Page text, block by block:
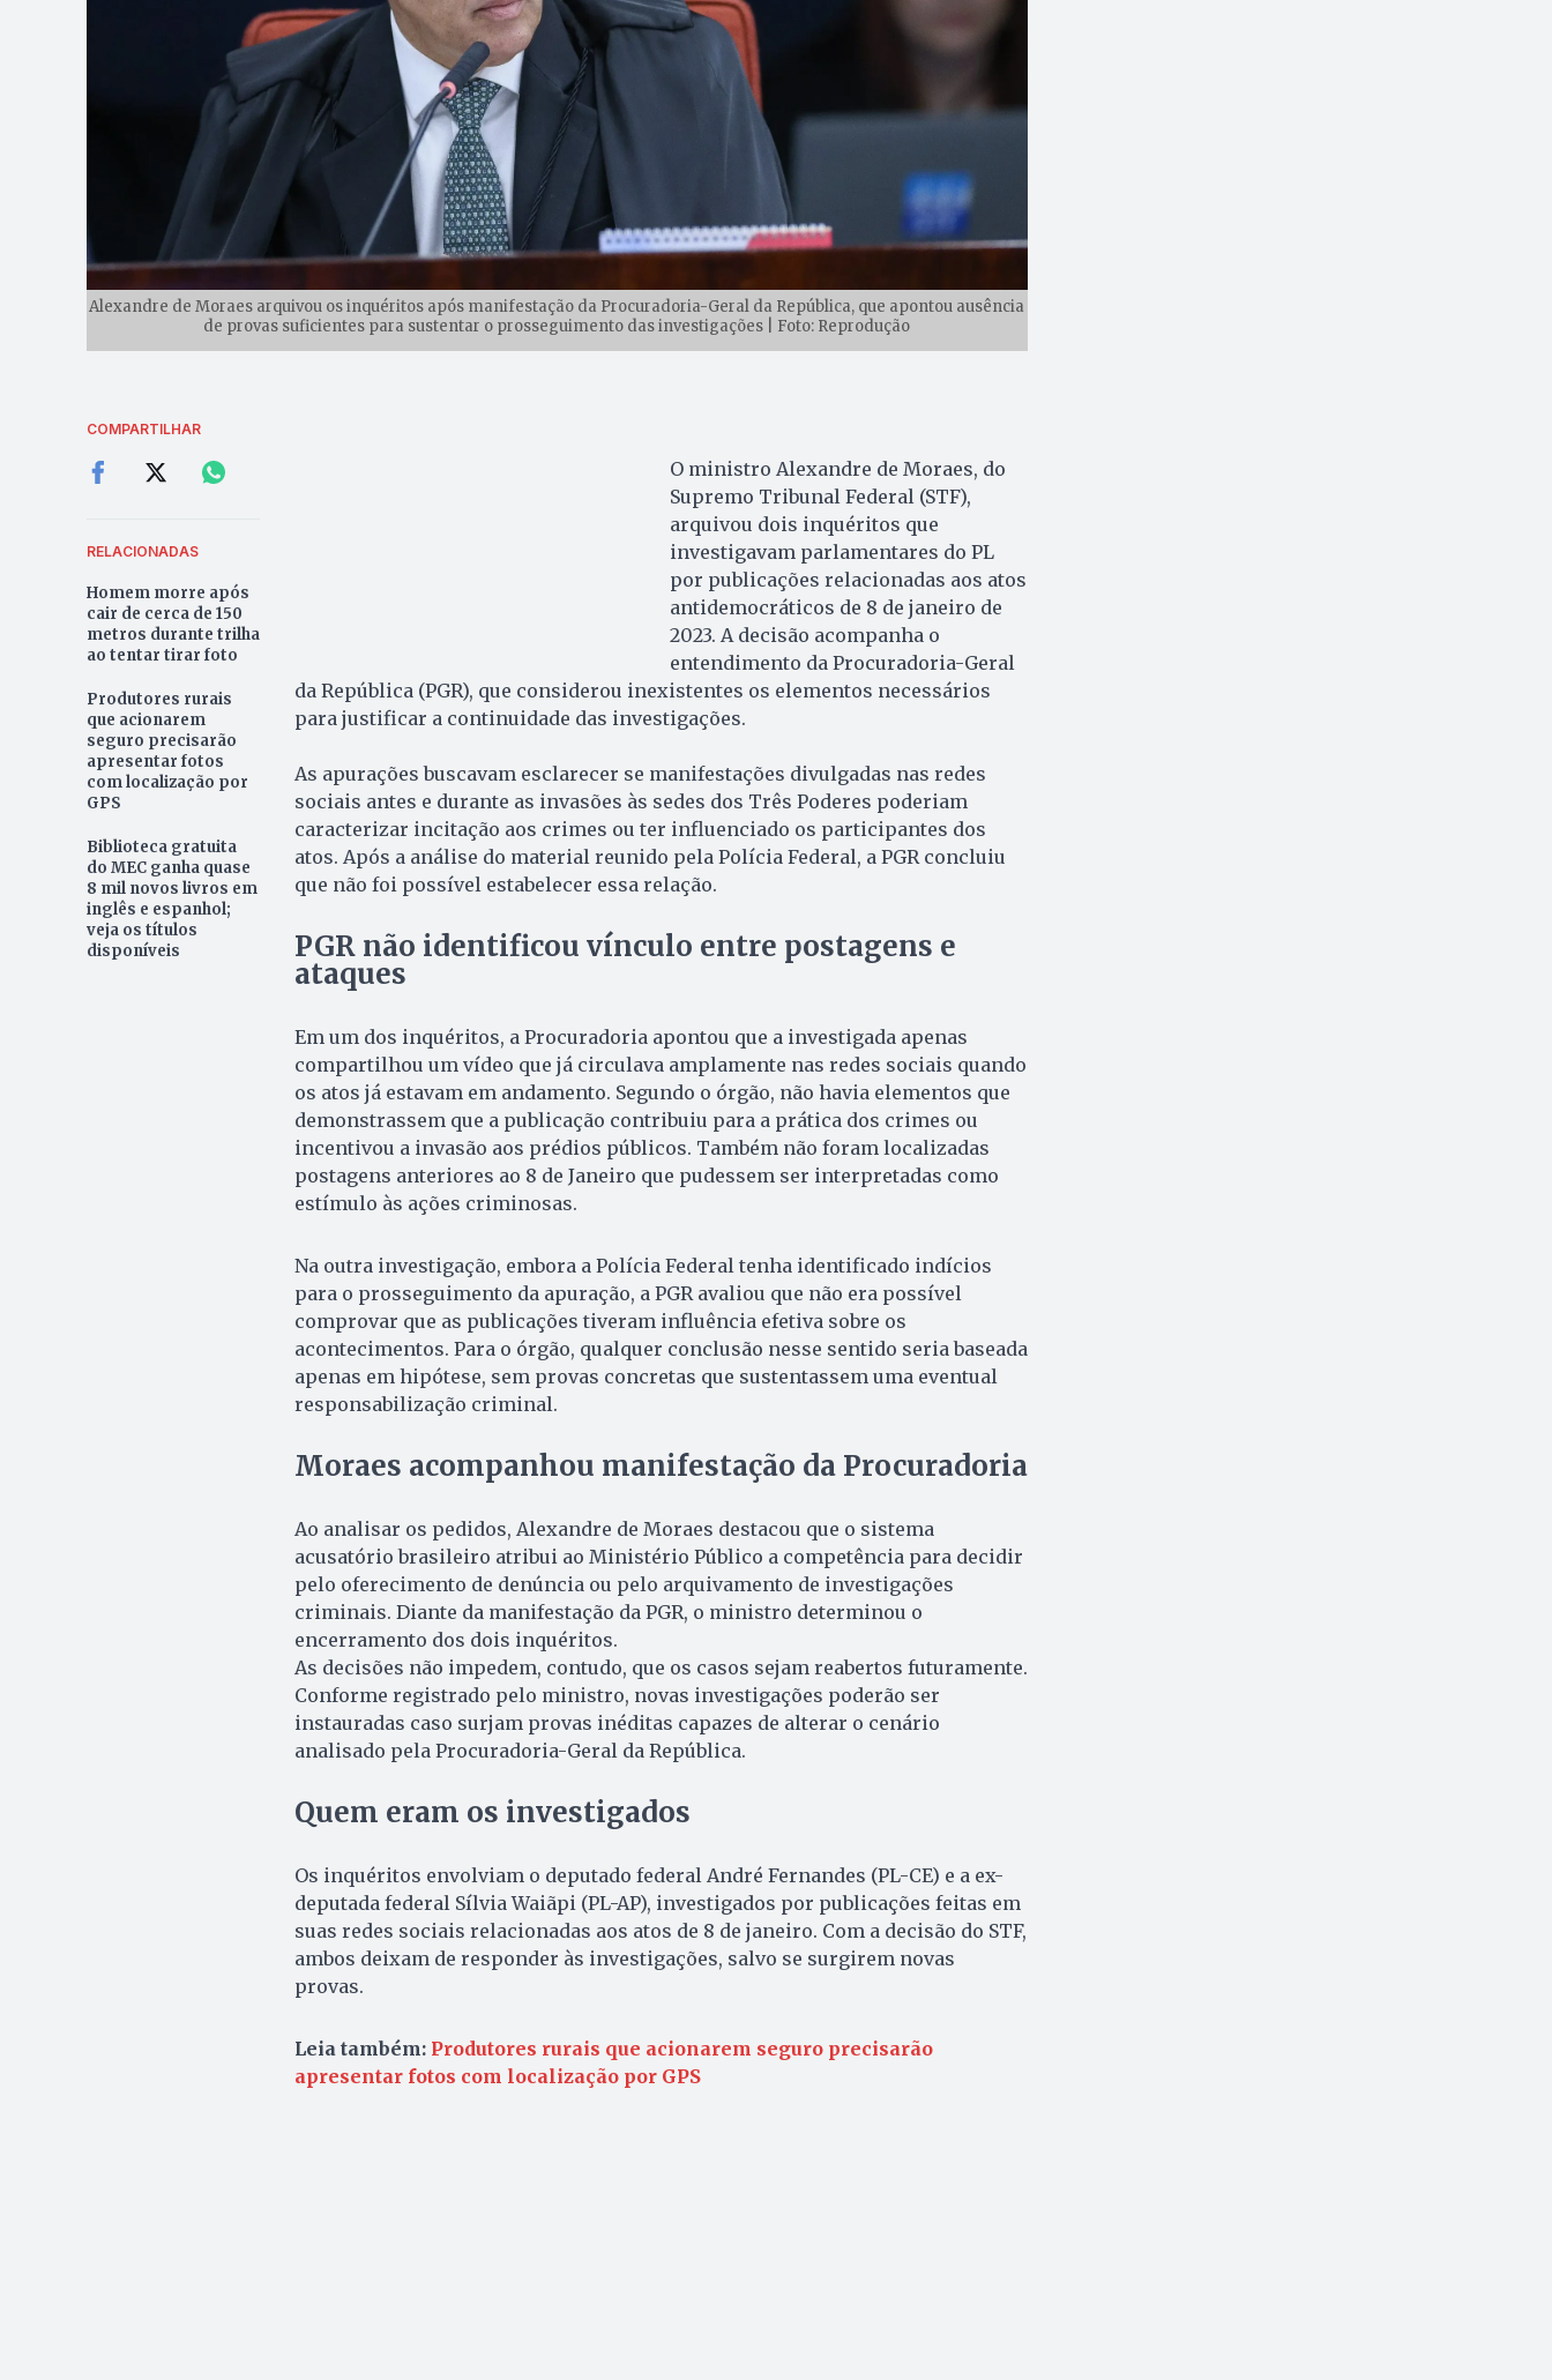
Alexandre de Moraes arquivou os inquéritos após manifestação da Procuradoria-Geral da República, que apontou ausência
de provas suficientes para sustentar o prosseguimento das investigações | Foto: Reprodução
COMPARTILHAR
RELACIONADAS
Homem morre após
cair de cerca de 150
metros durante trilha
ao tentar tirar foto
Produtores rurais
que acionarem
seguro precisarão
apresentar fotos
com localização por
GPS
Biblioteca gratuita
do MEC ganha quase
8 mil novos livros em
inglês e espanhol;
veja os títulos
disponíveis
O ministro Alexandre de Moraes, do
Supremo Tribunal Federal (STF),
arquivou dois inquéritos que
investigavam parlamentares do PL
por publicações relacionadas aos atos
antidemocráticos de 8 de janeiro de
2023. A decisão acompanha o
entendimento da Procuradoria-Geral
da República (PGR), que considerou inexistentes os elementos necessários
para justificar a continuidade das investigações.
As apurações buscavam esclarecer se manifestações divulgadas nas redes
sociais antes e durante as invasões às sedes dos Três Poderes poderiam
caracterizar incitação aos crimes ou ter influenciado os participantes dos
atos. Após a análise do material reunido pela Polícia Federal, a PGR concluiu
que não foi possível estabelecer essa relação.
PGR não identificou vínculo entre postagens e
ataques
Em um dos inquéritos, a Procuradoria apontou que a investigada apenas
compartilhou um vídeo que já circulava amplamente nas redes sociais quando
os atos já estavam em andamento. Segundo o órgão, não havia elementos que
demonstrassem que a publicação contribuiu para a prática dos crimes ou
incentivou a invasão aos prédios públicos. Também não foram localizadas
postagens anteriores ao 8 de Janeiro que pudessem ser interpretadas como
estímulo às ações criminosas.
Na outra investigação, embora a Polícia Federal tenha identificado indícios
para o prosseguimento da apuração, a PGR avaliou que não era possível
comprovar que as publicações tiveram influência efetiva sobre os
acontecimentos. Para o órgão, qualquer conclusão nesse sentido seria baseada
apenas em hipótese, sem provas concretas que sustentassem uma eventual
responsabilização criminal.
Moraes acompanhou manifestação da Procuradoria
Ao analisar os pedidos, Alexandre de Moraes destacou que o sistema
acusatório brasileiro atribui ao Ministério Público a competência para decidir
pelo oferecimento de denúncia ou pelo arquivamento de investigações
criminais. Diante da manifestação da PGR, o ministro determinou o
encerramento dos dois inquéritos.
As decisões não impedem, contudo, que os casos sejam reabertos futuramente.
Conforme registrado pelo ministro, novas investigações poderão ser
instauradas caso surjam provas inéditas capazes de alterar o cenário
analisado pela Procuradoria-Geral da República.
Quem eram os investigados
Os inquéritos envolviam o deputado federal André Fernandes (PL-CE) e a ex-
deputada federal Sílvia Waiãpi (PL-AP), investigados por publicações feitas em
suas redes sociais relacionadas aos atos de 8 de janeiro. Com a decisão do STF,
ambos deixam de responder às investigações, salvo se surgirem novas
provas.
Leia também: Produtores rurais que acionarem seguro precisarão
apresentar fotos com localização por GPS